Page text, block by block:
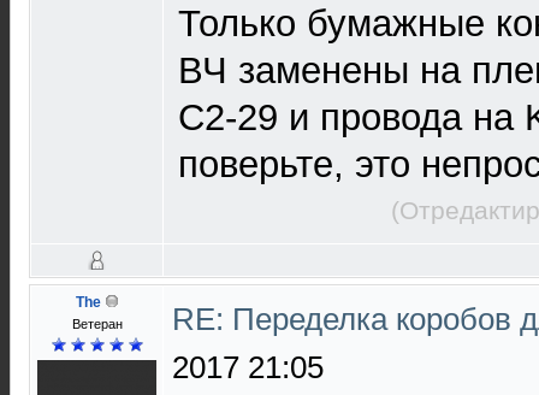
Только бумажные
ВЧ заменены на
С2-29 и провода на
поверьте, это
The
Ветеран
RE: Переделка коробов
2017 21:05